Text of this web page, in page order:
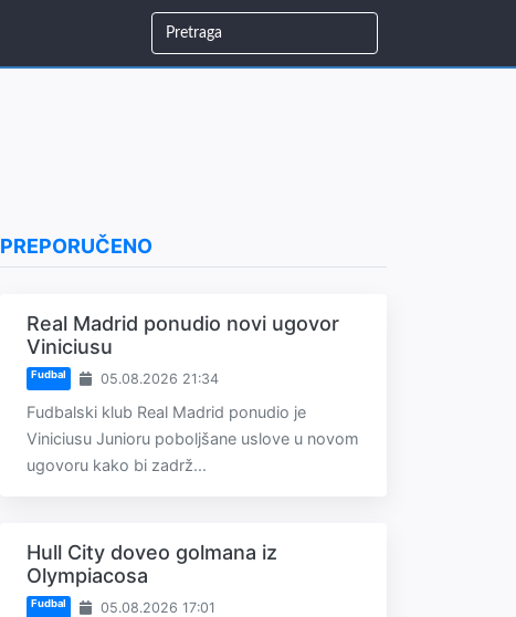
PREPORUČENO
Real Madrid ponudio novi ugovor
Viniciusu
Fudbal 05.08.2026 21:34
Fudbalski klub Real Madrid ponudio je
Viniciusu Junioru poboljšane uslove u novom
ugovoru kako bi zadrž...
Hull City doveo golmana iz
Olympiacosa
Fudbal 05.08.2026 17:01